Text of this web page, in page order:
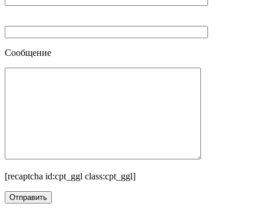
Сообщение
[recaptcha id:cpt_ggl class:cpt_ggl]